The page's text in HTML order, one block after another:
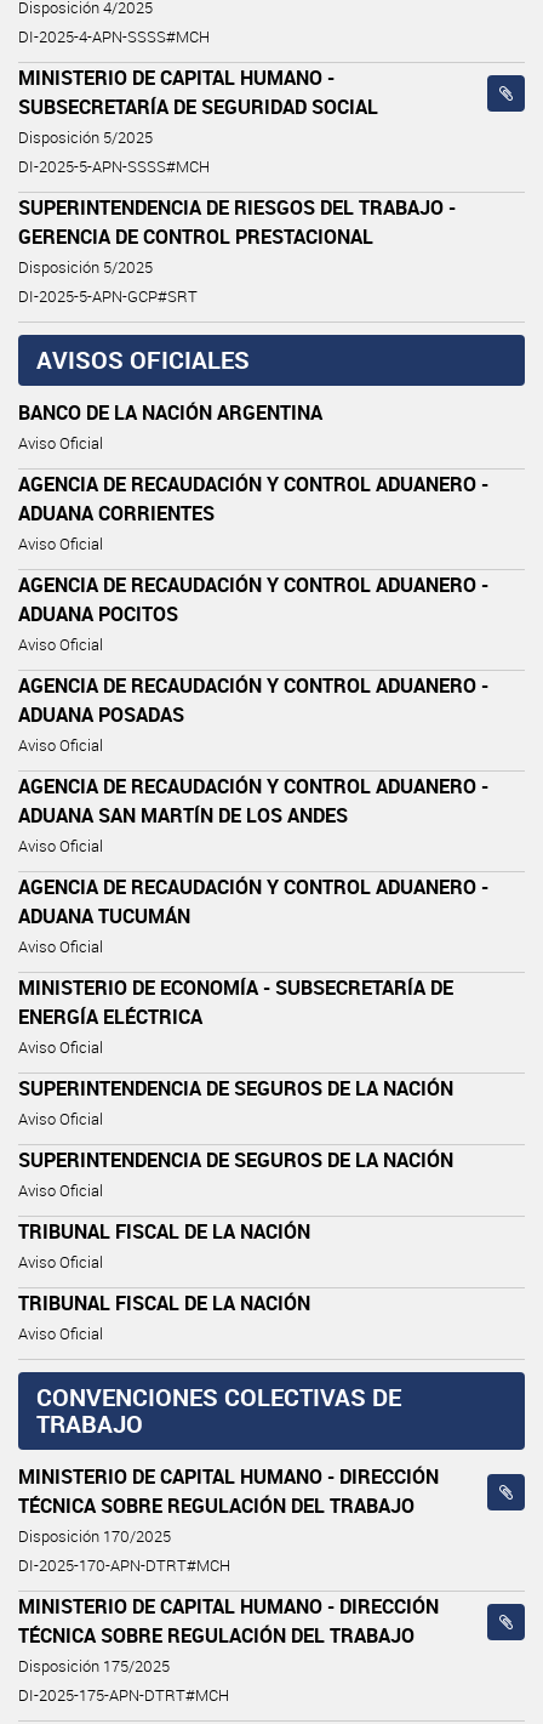
Disposición 4/2025
DI-2025-4-APN-SSSS#MCH
MINISTERIO DE CAPITAL HUMANO -
SUBSECRETARÍA DE SEGURIDAD SOCIAL
Disposición 5/2025
DI-2025-5-APN-SSSS#MCH
SUPERINTENDENCIA DE RIESGOS DEL TRABAJO -
GERENCIA DE CONTROL PRESTACIONAL
Disposición 5/2025
DI-2025-5-APN-GCP#SRT
AVISOS OFICIALES
BANCO DE LA NACIÓN ARGENTINA
Aviso Oficial
AGENCIA DE RECAUDACIÓN Y CONTROL ADUANERO -
ADUANA CORRIENTES
Aviso Oficial
AGENCIA DE RECAUDACIÓN Y CONTROL ADUANERO -
ADUANA POCITOS
Aviso Oficial
AGENCIA DE RECAUDACIÓN Y CONTROL ADUANERO -
ADUANA POSADAS
Aviso Oficial
AGENCIA DE RECAUDACIÓN Y CONTROL ADUANERO -
ADUANA SAN MARTÍN DE LOS ANDES
Aviso Oficial
AGENCIA DE RECAUDACIÓN Y CONTROL ADUANERO -
ADUANA TUCUMÁN
Aviso Oficial
MINISTERIO DE ECONOMÍA - SUBSECRETARÍA DE
ENERGÍA ELÉCTRICA
Aviso Oficial
SUPERINTENDENCIA DE SEGUROS DE LA NACIÓN
Aviso Oficial
SUPERINTENDENCIA DE SEGUROS DE LA NACIÓN
Aviso Oficial
TRIBUNAL FISCAL DE LA NACIÓN
Aviso Oficial
TRIBUNAL FISCAL DE LA NACIÓN
Aviso Oficial
CONVENCIONES COLECTIVAS DE
TRABAJO
MINISTERIO DE CAPITAL HUMANO - DIRECCIÓN
TÉCNICA SOBRE REGULACIÓN DEL TRABAJO
Disposición 170/2025
DI-2025-170-APN-DTRT#MCH
MINISTERIO DE CAPITAL HUMANO - DIRECCIÓN
TÉCNICA SOBRE REGULACIÓN DEL TRABAJO
Disposición 175/2025
DI-2025-175-APN-DTRT#MCH